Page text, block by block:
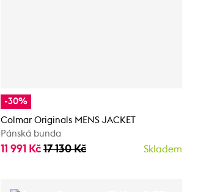
-30%
Colmar Originals MENS JACKET
Pánská bunda
11 991 Kč 17 130 Kč Skladem